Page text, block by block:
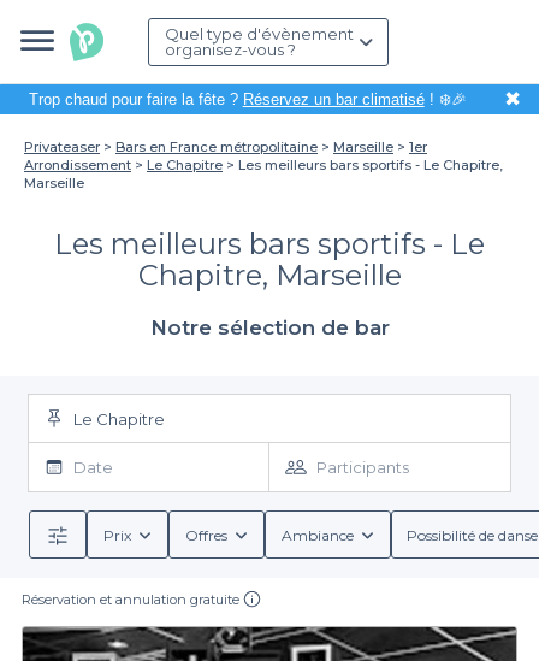
Quel type d'évènement
organisez-vous ?
Trop chaud pour faire la fête ? Réservez un bar climatisé! ❄️🎉 ✖
Privateaser Bars en France métropolitaine Marseille
1er
Arrondissement
Le Chapitre
Les meilleurs bars sportifs - Le Chapitre,
Marseille
Les meilleurs bars sportifs - Le
Chapitre, Marseille
Notre sélection de bar
Le Chapitre
Date Participants
Prix Offres Ambiance Possibilité de
Réservation et annulation gratuite